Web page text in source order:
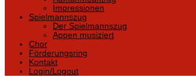
Impressionen
Spielmannszug
Der Spielmannszug
Appen musiziert
Chor
Förderungsring
Kontakt
Login/Logout